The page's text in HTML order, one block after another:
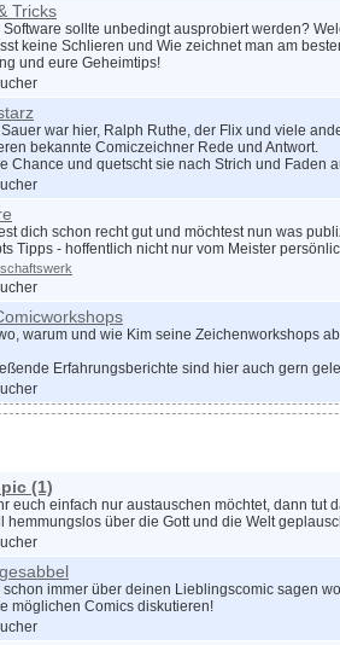
Tricks
Software sollte unbedingt ausprobiert werden?
keine Schlieren und Wie zeichnet man am
und eure Geheimtips!
war hier, Ralph Ruthe, der Flix und viele
bekannte Comiczeichner Rede und Antwort.
Chance und quetscht sie nach Strich und Faden
dich schon recht gut und möchtest nun was
Tipps - hoffentlich nicht nur vom Meister
warum und wie Kim seine Zeichenworkshops
Erfahrungsberichte sind hier auch gern
(1)
euch einfach nur austauschen möchtet, dann tut
hemmungslos über die Gott und die Welt
schon immer über deinen Lieblingscomic sagen
möglichen Comics diskutieren!